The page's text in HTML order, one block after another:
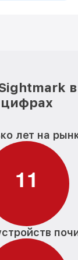
цифрах
лет на
11